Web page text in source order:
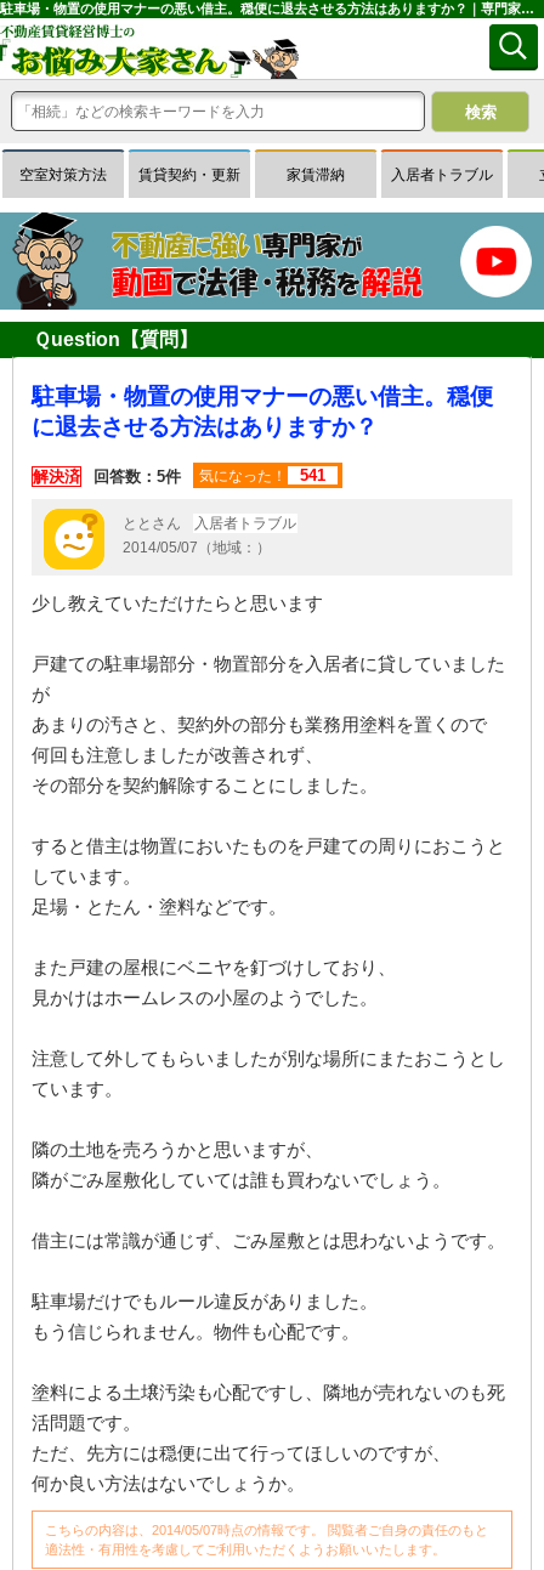
駐車場・物置の使用マナーの悪い借主。穏便に退去させる方法はありますか？｜専門家に無料相談できる賃貸経営Ｑ＆Ａサイトはお悩み大家さん
空室対策方法 賃貸契約・更新 家賃滞納 入居者トラブル
Ｑuestion【質問】
駐車場・物置の使用マナーの悪い借主。穏便
に退去させる方法はありますか？
解決済 回答数：5件 気になった！ 541
ととさん
入居者トラブル
2014/05/07（地域：）
少し教えていただけたらと思います
戸建ての駐車場部分・物置部分を入居者に貸していました
が
あまりの汚さと、契約外の部分も業務用塗料を置くので
何回も注意しましたが改善されず、
その部分を契約解除することにしました。
すると借主は物置においたものを戸建ての周りにおこうと
しています。
足場・とたん・塗料などです。
また戸建の屋根にベニヤを釘づけしており、
見かけはホームレスの小屋のようでした。
注意して外してもらいましたが別な場所にまたおこうとし
ています。
隣の土地を売ろうかと思いますが、
隣がごみ屋敷化していては誰も買わないでしょう。
借主には常識が通じず、ごみ屋敷とは思わないようです。
駐車場だけでもルール違反がありました。
もう信じられません。物件も心配です。
塗料による土壌汚染も心配ですし、隣地が売れないのも死
活問題です。
ただ、先方には穏便に出て行ってほしいのですが、
何か良い方法はないでしょうか。
こちらの内容は、2014/05/07時点の情報です。 閲覧者ご自身の責任のもと
適法性・有用性を考慮してご利用いただくようお願いいたします。